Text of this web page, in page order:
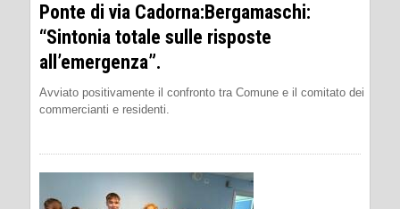
Ponte di via Cadorna:Bergamaschi:
“Sintonia totale sulle risposte
all’emergenza”.
Avviato positivamente il confronto tra Comune e il comitato dei
commercianti e residenti.